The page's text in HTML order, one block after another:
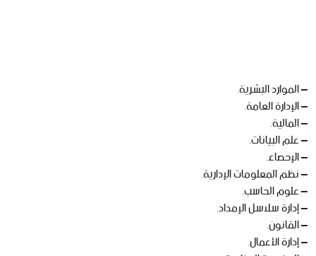
– الموارد البشرية.
– الإدارة العامة.
– المالية.
– علم البيانات.
– الإحصاء.
– نظم المعلومات الإدارية.
– علوم الحاسب.
– إدارة سلاسل الإمداد.
– القانون.
– إدارة الأعمال.